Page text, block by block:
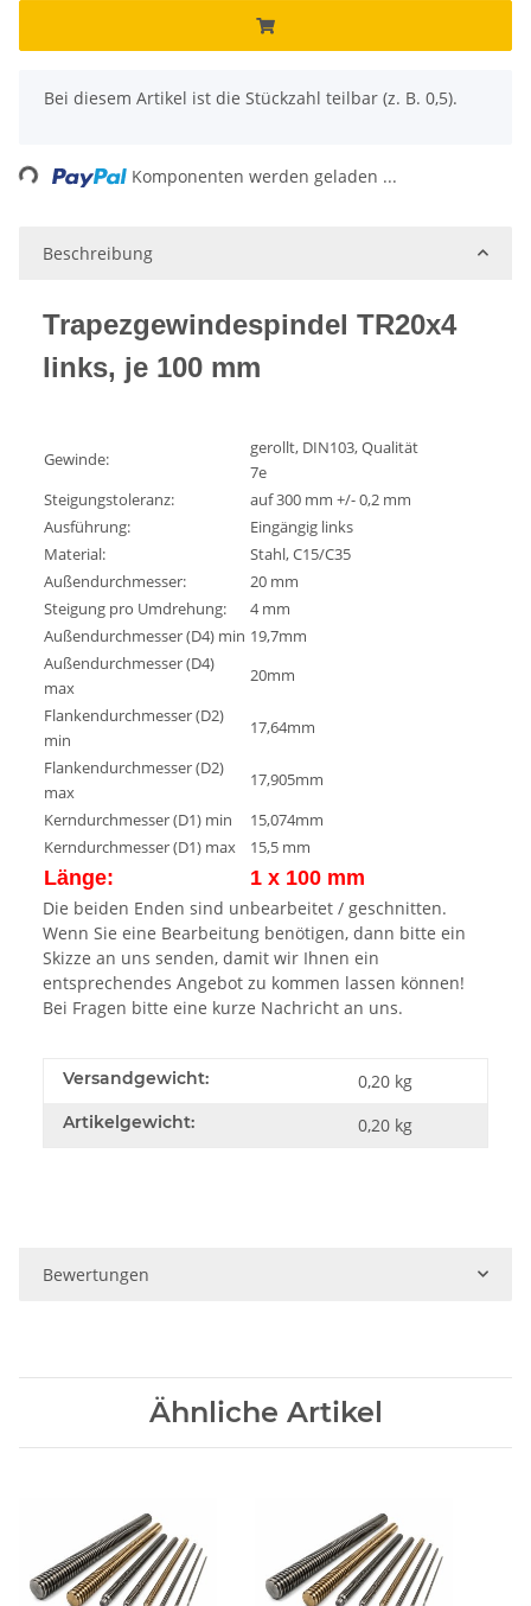
x
Bei diesem Artikel ist die Stückzahl teilbar (z. B. 0,5).
Komponenten werden geladen ...
Beschreibung
Trapezgewindespindel TR20x4
links, je 100 mm
Gewinde:
gerollt, DIN103, Qualität
7e
Steigungstoleranz:
auf 300 mm +/- 0,2 mm
Ausführung:
Eingängig links
Material:
Stahl, C15/C35
Außendurchmesser:
20 mm
Steigung pro Umdrehung:
4 mm
Außendurchmesser (D4) min 19,7mm
Außendurchmesser (D4)
max
20mm
Flankendurchmesser (D2)
min
17,64mm
Flankendurchmesser (D2)
max
17,905mm
Kerndurchmesser (D1) min
15,074mm
Kerndurchmesser (D1) max
15,5 mm
Länge: 1 x 100 mm
Die beiden Enden sind unbearbeitet / geschnitten.
Wenn Sie eine Bearbeitung benötigen, dann bitte ein
Skizze an uns senden, damit wir Ihnen ein
entsprechendes Angebot zu kommen lassen können!
Bei Fragen bitte eine kurze Nachricht an uns.
Versandgewicht: 0,20 kg
Artikelgewicht: 0,20 kg
Bewertungen
Ähnliche Artikel